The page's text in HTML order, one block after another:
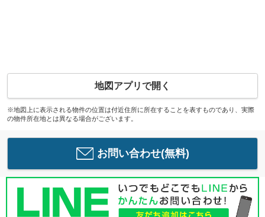
地図アプリで開く
※地図上に表示される物件の位置は付近住所に所在することを表すものであり、実際
の物件所在地とは異なる場合がございます。
お問い合わせ(無料)